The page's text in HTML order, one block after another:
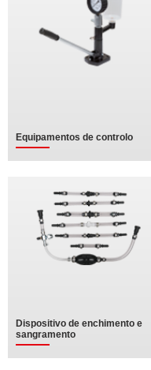
Equipamentos de controlo
Dispositivo de enchimento e
sangramento